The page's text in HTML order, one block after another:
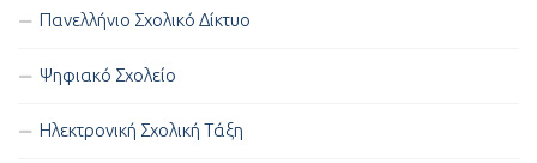
Πανελλήνιο Σχολικό Δίκτυο
Ψηφιακό Σχολείο
Ηλεκτρονική Σχολική Τάξη